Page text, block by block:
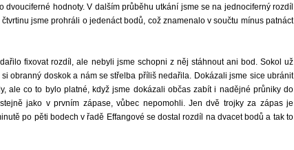
dvouciferné hodnoty. V dalším průběhu utkání jsme se na jednociferný rozdíl
jsme prohráli o jedenáct bodů, což znamenalo v součtu mínus patnáct
fixovat rozdíl, ale nebyli jsme schopni z něj stáhnout ani bod. Sokol už
obranný doskok a nám se střelba příliš nedařila. Dokázali jsme sice ubránit
ale co to bylo platné, když jsme dokázali občas zabít i nadějné průniky do
jako v prvním zápase, vůbec nepomohli. Jen dvě trojky za zápas je
po pěti bodech v řadě Effangové se dostal rozdíl na dvacet bodů a tak to